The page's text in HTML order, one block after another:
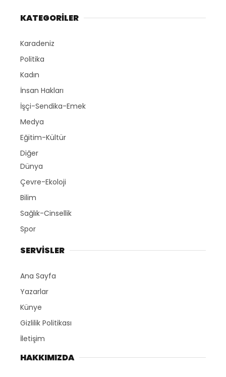
KATEGORİLER
Karadeniz
Politika
Kadın
İnsan Hakları
İşçi-Sendika-Emek
Medya
Eğitim-Kültür
Diğer
Dünya
Çevre-Ekoloji
Bilim
Sağlık-Cinsellik
Spor
SERVİSLER
Ana Sayfa
Yazarlar
Künye
Gizlilik Politikası
İletişim
HAKKIMIZDA